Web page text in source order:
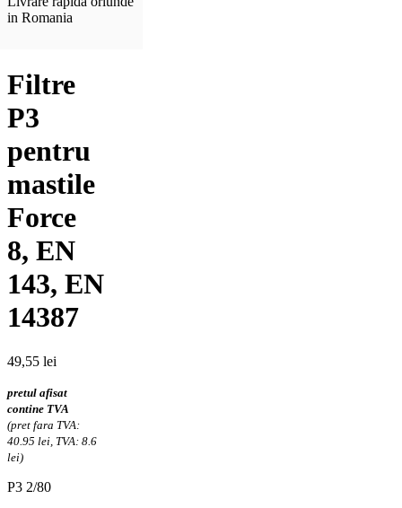
in Romania
Filtre
P3
pentru
mastile
Force
8, EN
143, EN
14387
49,55 lei
pretul afisat
contine TVA
(pret fara TVA:
40.95 lei, TVA: 8.6
lei)
P3 2/80